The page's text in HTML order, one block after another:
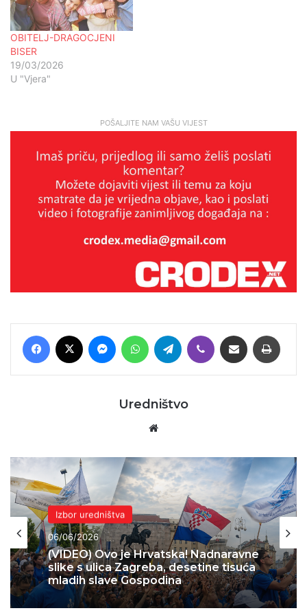
OBITELJ-DRAGOCJENI
BISER
19/03/2026
U "Vjera"
POŠALJITE NAM VAŠU VIJEST
Facebook MessengerWhatsAppTelegram Viber Podijeli putem E-maila
Uredništvo
Domovina
04/06/2026
Skok 2 – operacija koja je spasila
Bihać – 1995.